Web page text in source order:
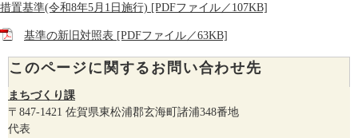
措置基準(令和8年5月1日施行) [PDFファイル／107KB]
基準の新旧対照表 [PDFファイル／63KB]
このページに関するお問い合わせ先
まちづくり課
〒847-1421 佐賀県東松浦郡玄海町諸浦348番地
代表